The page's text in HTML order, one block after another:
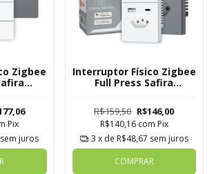
Zigbee
Pix
sem juros
Interruptor Físico Zigbee
Full Press Safira
Tomada + USB C
R$159,50 R$146,00
R$140,16 com Pix
3 x de R$48,67 sem juros
COMPRAR